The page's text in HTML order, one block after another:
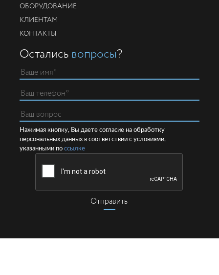
ОБОРУДОВАНИЕ
КЛИЕНТАМ
КОНТАКТЫ
Остались вопросы?
Нажимая кнопку, Вы даете согласие на обработку
персональных данных в соответствии с условиями,
указанными по ссылке